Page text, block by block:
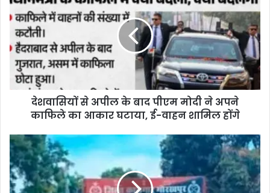
देशवासियों से अपील के बाद पीएम मोदी ने अपने
काफिले का आकार घटाया, ई-वाहन शामिल होंगे